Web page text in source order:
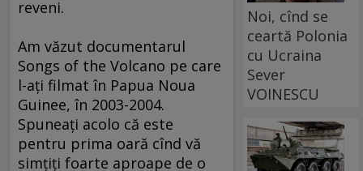
reveni.
Am văzut documentarul
Songs of the Volcano pe care
l-aţi filmat în Papua Noua
Guinee, în 2003-2004.
Spuneaţi acolo că este
pentru prima oară cînd vă
simţiţi foarte aproape de o
Noi, cînd se
ceartă Polonia
cu Ucraina
Sever
VOINESCU